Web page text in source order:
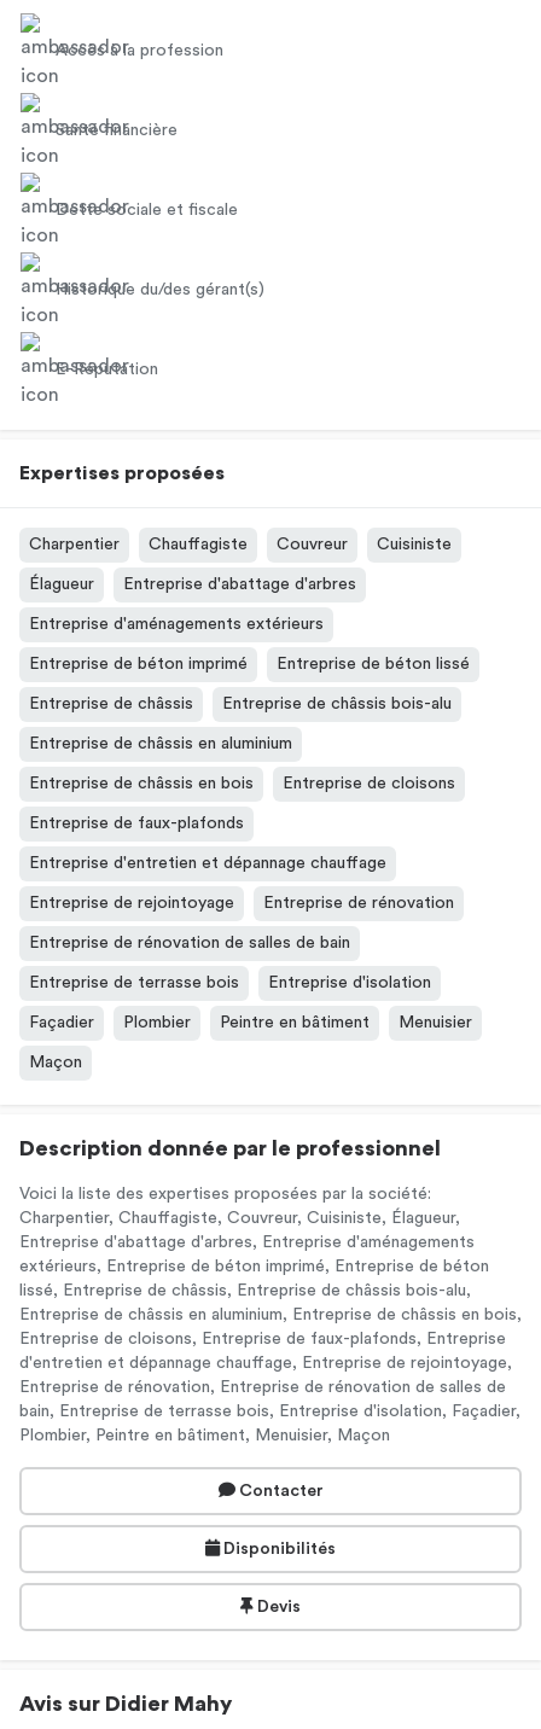
Accès à la profession
Santé financière
Dette sociale et fiscale
Historique du/des gérant(s)
E-Réputation
Expertises proposées
Charpentier Chauffagiste Couvreur Cuisiniste
Élagueur Entreprise d'abattage d'arbres
Entreprise d'aménagements extérieurs
Entreprise de béton imprimé Entreprise de béton lissé
Entreprise de châssis Entreprise de châssis bois-alu
Entreprise de châssis en aluminium
Entreprise de châssis en bois Entreprise de cloisons
Entreprise de faux-plafonds
Entreprise d'entretien et dépannage chauffage
Entreprise de rejointoyage Entreprise de rénovation
Entreprise de rénovation de salles de bain
Entreprise de terrasse bois Entreprise d'isolation
Façadier Plombier Peintre en bâtiment Menuisier
Maçon
Description donnée par le professionnel
Voici la liste des expertises proposées par la société:
Charpentier, Chauffagiste, Couvreur, Cuisiniste, Élagueur,
Entreprise d'abattage d'arbres, Entreprise d'aménagements
extérieurs, Entreprise de béton imprimé, Entreprise de béton
lissé, Entreprise de châssis, Entreprise de châssis bois-alu,
Entreprise de châssis en aluminium, Entreprise de châssis en bois,
Entreprise de cloisons, Entreprise de faux-plafonds, Entreprise
d'entretien et dépannage chauffage, Entreprise de rejointoyage,
Entreprise de rénovation, Entreprise de rénovation de salles de
bain, Entreprise de terrasse bois, Entreprise d'isolation, Façadier,
Plombier, Peintre en bâtiment, Menuisier, Maçon
Contacter
Disponibilités
Devis
Avis sur Didier Mahy